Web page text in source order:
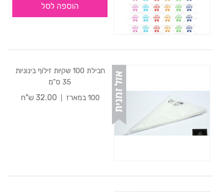
הוספה לסל
חבילת 100 שקיות זילוף בינוניות
35 ס"מ
100 במארז
32.00 ש"ח